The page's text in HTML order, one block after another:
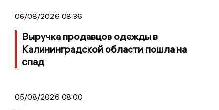
06/08/2026 08:36
Выручка продавцов одежды в
Калининградской области пошла на
спад
05/08/2026 08:00